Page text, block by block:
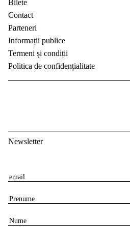
Bilete
Contact
Parteneri
Informații publice
Termeni și condiții
Politica de confidențialitate
Newsletter
E
a
i
l
P
eN